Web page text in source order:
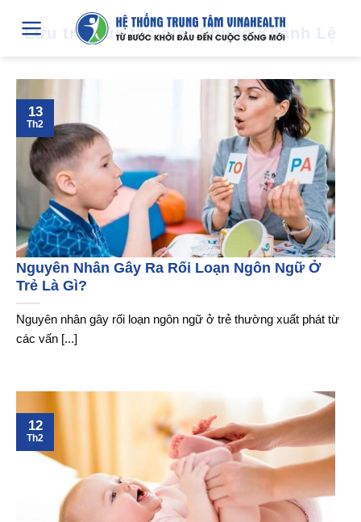
dung
Lưu trữ của tác giả:Phùng Khánh Lệ
Nguyên Nhân Gây Ra Rối Loạn Ngôn Ngữ Ở
Trẻ Là Gì?
Nguyên nhân gây rối loạn ngôn ngữ ở trẻ thường xuất phát từ
các vấn [...]
13
Th2
12
Th2